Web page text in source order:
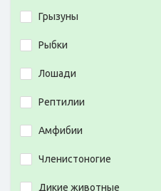
Грызуны
Рыбки
Лошади
Рептилии
Амфибии
Членистоногие
Дикие животные